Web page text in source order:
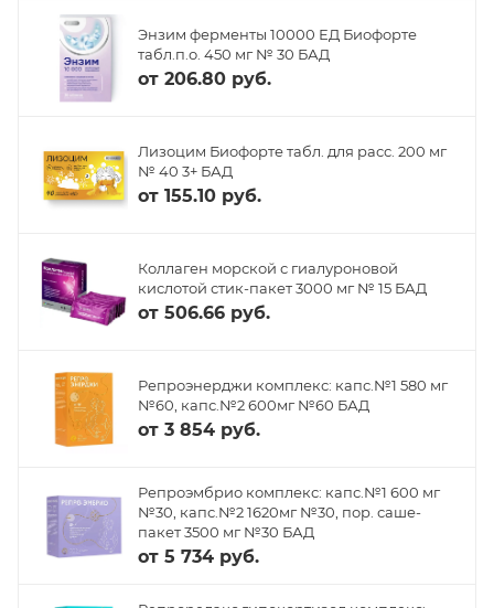
Энзим ферменты 10000 ЕД Биофорте
табл.п.о. 450 мг № 30 БАД
от 206.80 руб.
Лизоцим Биофорте табл. для расс. 200 мг
№ 40 3+ БАД
от 155.10 руб.
Коллаген морской с гиалуроновой
кислотой стик-пакет 3000 мг № 15 БАД
от 506.66 руб.
Репроэнерджи комплекс: капс.№1 580 мг
№60, капс.№2 600мг №60 БАД
от 3 854 руб.
Репроэмбрио комплекс: капс.№1 600 мг
№30, капс.№2 1620мг №30, пор. саше-
пакет 3500 мг №30 БАД
от 5 734 руб.